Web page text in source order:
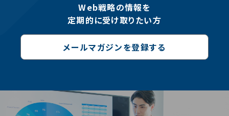
Web戦略の情報を
定期的に受け取りたい方
メールマガジンを登録する